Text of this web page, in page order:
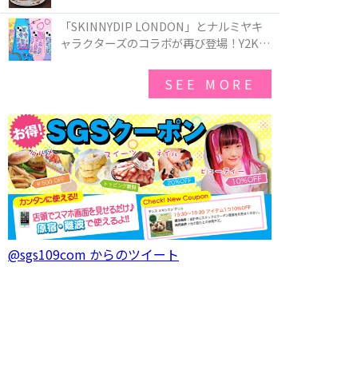
ー」が新発売！Q-pot CAFE.では「かぼち
ゃのオバケーキプレート」も登場
「SKINNYDIP LONDON」とナルミヤキ
ャラクターズのコラボが再び登場！Y2Kム
SEE MORE
@sgs109com からのツイート